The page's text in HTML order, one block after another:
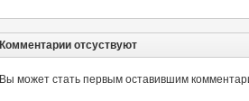
Комментарии отсуствуют
Вы может стать первым оставившим